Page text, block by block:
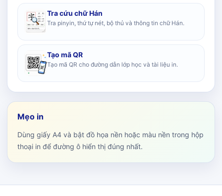
Tra cứu chữ Hán
Tra pinyin, thứ tự nét, bộ thủ và thông tin chữ Hán.
Tạo mã QR
Tạo mã QR cho đường dẫn lớp học và tài liệu in.
Mẹo in
Dùng giấy A4 và bật đồ họa nền hoặc màu nền trong hộp
thoại in để đường ô hiển thị đúng nhất.